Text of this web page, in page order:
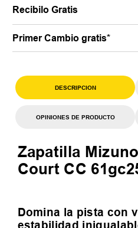
Recibilo Gratis
Primer Cambio gratis*
DESCRIPCION
OPINIONES DE PRODUCTO
Zapatilla
Court CC
Domina la pista con
estabilidad